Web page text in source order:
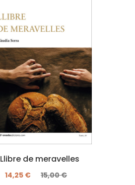
Llibre de meravelles
14,25 € 15,00 €